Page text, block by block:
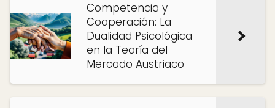
Competencia y
Cooperación: La
Dualidad Psicológica
en la Teoría del
Mercado Austriaco